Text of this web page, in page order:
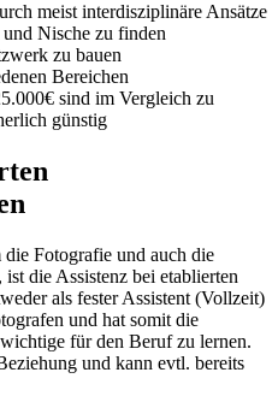
meist interdisziplinäre Ansätze
Nische zu finden
zu bauen
Bereichen
sind im Vergleich zu
günstig
Fotografie und auch die
die Assistenz bei etablierten
als fester Assistent (Vollzeit)
und hat somit die
für den Beruf zu lernen.
und kann evtl. bereits